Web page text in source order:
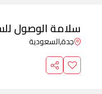
سلامة الوصول
جدة,السعودية